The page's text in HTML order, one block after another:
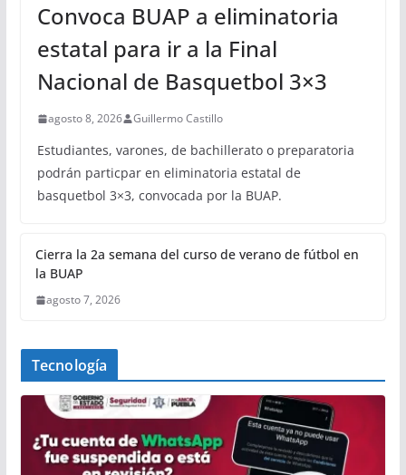
Convoca BUAP a eliminatoria
estatal para ir a la Final
Nacional de Basquetbol 3×3
agosto 8, 2026 Guillermo Castillo
Estudiantes, varones, de bachillerato o preparatoria
podrán particpar en eliminatoria estatal de
basquetbol 3×3, convocada por la BUAP.
Cierra la 2a semana del curso de verano de fútbol en
la BUAP
agosto 7, 2026
Tecnología